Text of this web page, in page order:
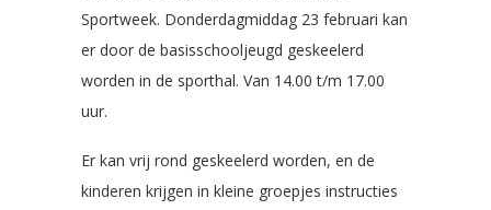
Sportweek. Donderdagmiddag 23 februari kan
er door de basisschooljeugd geskeelerd
worden in de sporthal. Van 14.00 t/m 17.00
uur.
Er kan vrij rond geskeelerd worden, en de
kinderen krijgen in kleine groepjes instructies